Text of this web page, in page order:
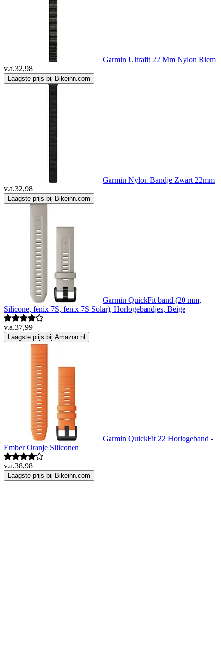
Garmin Ultrafit 22 Mm Nylon Riem
v.a.32,98
Laagste prijs bij Bikeinn.com
Garmin Nylon Bandje Zwart 22mm
v.a.32,98
Laagste prijs bij Bikeinn.com
Garmin QuickFit band (20 mm,
Silicone, fenix 7S, fenix 7S Solar), Horlogebandjes, Beige
v.a.37,99
Laagste prijs bij Amazon.nl
Garmin QuickFit 22 Horlogeband -
Ember Oranje Siliconen
v.a.38,98
Laagste prijs bij Bikeinn.com